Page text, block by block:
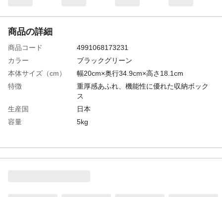
商品の詳細
商品コード
4991068173231
カラー
ブラックグリーン
本体サイズ（cm）
幅20cm×奥行34.9cm×高さ18.1cm
特徴
重厚感あふれ、機能性に優れた収納ボック
ス
生産国
日本
容量
5kg
最大収納重量
6kg
重量
0.5kg